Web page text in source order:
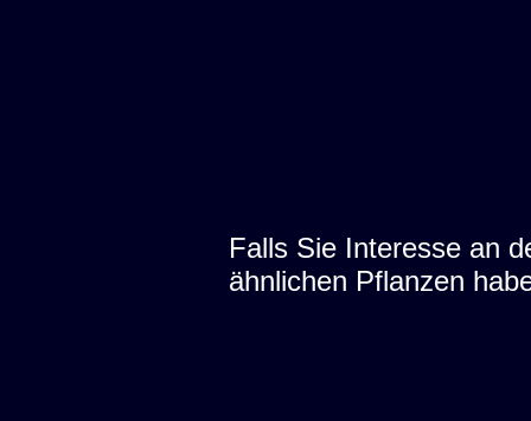
Falls Sie Interesse an
ähnlichen Pflanzen